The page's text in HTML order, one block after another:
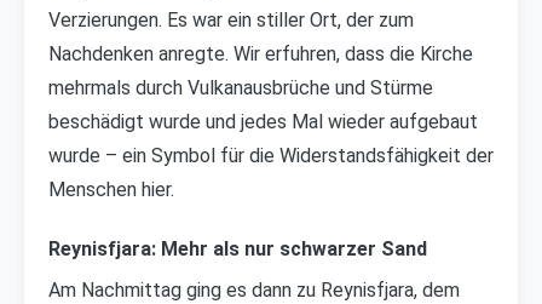
Verzierungen. Es war ein stiller Ort, der zum
Nachdenken anregte. Wir erfuhren, dass die Kirche
mehrmals durch Vulkanausbrüche und Stürme
beschädigt wurde und jedes Mal wieder aufgebaut
wurde – ein Symbol für die Widerstandsfähigkeit der
Menschen hier.
Reynisfjara: Mehr als nur schwarzer Sand
Am Nachmittag ging es dann zu Reynisfjara, dem